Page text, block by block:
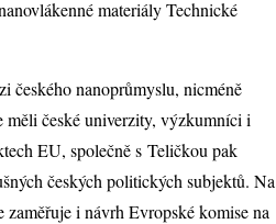
materiály Technické
českého nanoprůmyslu, nicméně
měli české univerzity, výzkumníci i
EU, společně s Teličkou pak
českých politických subjektů. Na
i návrh Evropské komise na